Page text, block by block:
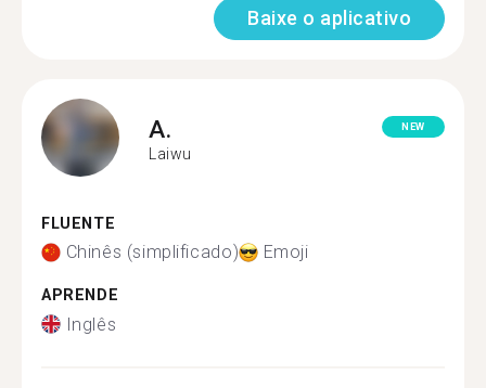
Baixe o aplicativo
A.
Laiwu
NEW
FLUENTE
Chinês (simplificado) Emoji
APRENDE
Inglês